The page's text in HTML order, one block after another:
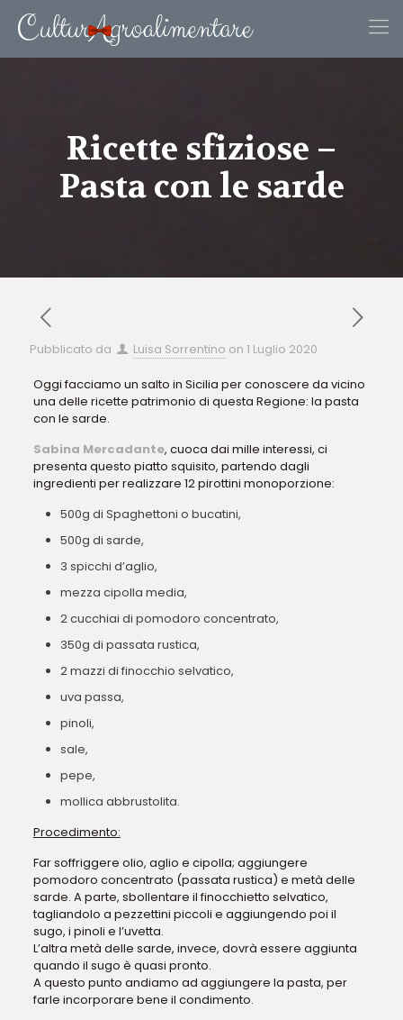
Ricette sfiziose –
Pasta con le sarde
Pubblicato da Luisa Sorrentino on 1 Luglio 2020
Oggi facciamo un salto in Sicilia per conoscere da vicino
una delle ricette patrimonio di questa Regione: la pasta
con le sarde.
Sabina Mercadante, cuoca dai mille interessi, ci
presenta questo piatto squisito, partendo dagli
ingredienti per realizzare 12 pirottini monoporzione:
500g di Spaghettoni o bucatini,
500g di sarde,
3 spicchi d’aglio,
mezza cipolla media,
2 cucchiai di pomodoro concentrato,
350g di passata rustica,
2 mazzi di finocchio selvatico,
uva passa,
pinoli,
sale,
pepe,
mollica abbrustolita.
Procedimento:
Far soffriggere olio, aglio e cipolla; aggiungere
pomodoro concentrato (passata rustica) e metà delle
sarde. A parte, sbollentare il finocchietto selvatico,
tagliandolo a pezzettini piccoli e aggiungendo poi il
sugo, i pinoli e l’uvetta.
L’altra metà delle sarde, invece, dovrà essere aggiunta
quando il sugo è quasi pronto.
A questo punto andiamo ad aggiungere la pasta, per
farle incorporare bene il condimento.